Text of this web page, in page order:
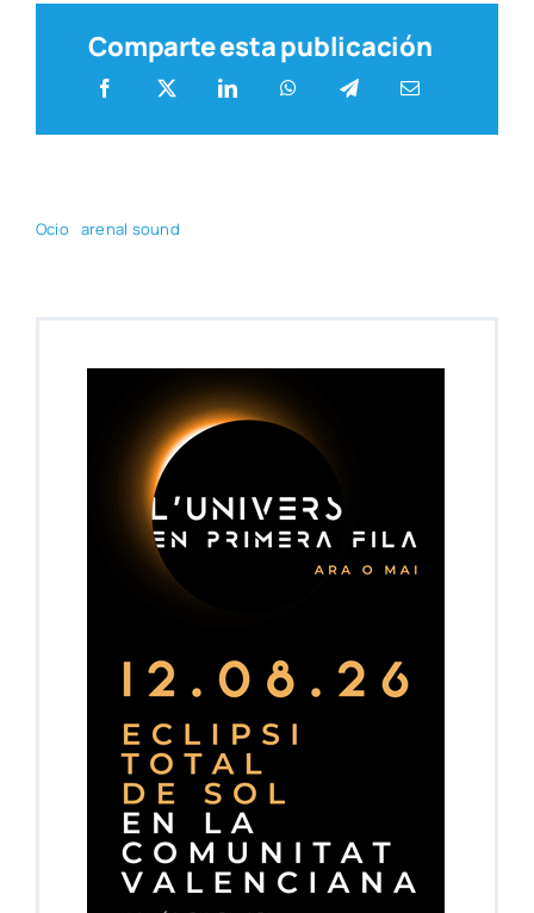
Comparte esta publicación
Ocio are­nal sound